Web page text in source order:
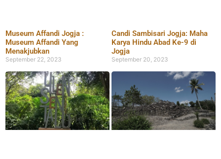
Museum Affandi Jogja :
Museum Affandi Yang
Menakjubkan
September 22, 2023
Candi Sambisari Jogja: Maha
Karya Hindu Abad Ke-9 di
Jogja
September 20, 2023